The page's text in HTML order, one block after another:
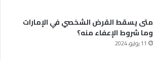
متى يسقط القرض الشخصي في الإمارات
وما شروط الإعفاء منه؟
11 يوليو، 2024